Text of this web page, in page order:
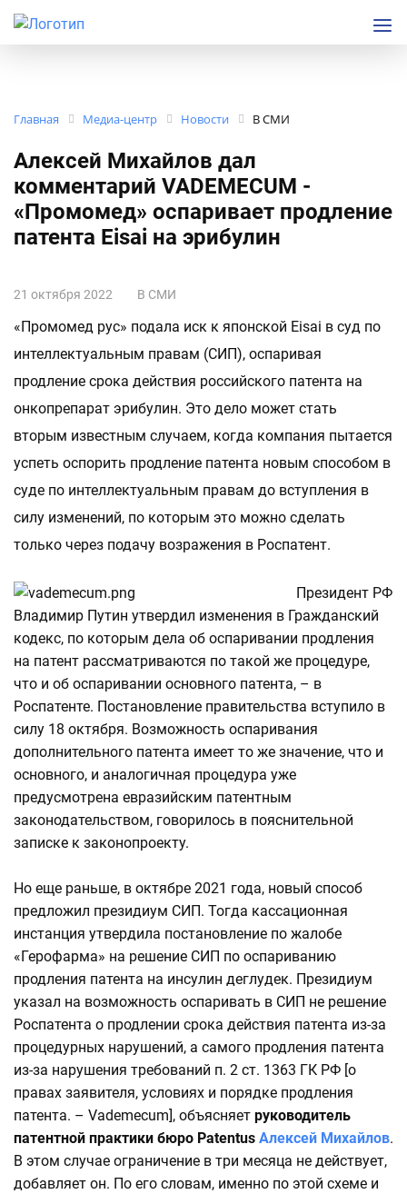
Главная Медиа-центр Новости В СМИ
Алексей Михайлов дал
комментарий VADEMECUM -
«Промомед» оспаривает продление
патента Eisai на эрибулин
21 октября 2022 В СМИ
«Промомед рус» подала иск к японской Eisai в суд по
интеллектуальным правам (СИП), оспаривая
продление срока действия российского патента на
онкопрепарат эрибулин. Это дело может стать
вторым известным случаем, когда компания пытается
успеть оспорить продление патента новым способом в
суде по интеллектуальным правам до вступления в
силу изменений, по которым это можно сделать
только через подачу возражения в Роспатент.
Президент РФ
Владимир Путин утвердил изменения в Гражданский
кодекс, по которым дела об оспаривании продления
на патент рассматриваются по такой же процедуре,
что и об оспаривании основного патента, – в
Роспатенте. Постановление правительства вступило в
силу 18 октября. Возможность оспаривания
дополнительного патента имеет то же значение, что и
основного, и аналогичная процедура уже
предусмотрена евразийским патентным
законодательством, говорилось в пояснительной
записке к законопроекту.
Но еще раньше, в октябре 2021 года, новый способ
предложил президиум СИП. Тогда кассационная
инстанция утвердила постановление по жалобе
«Герофарма» на решение СИП по оспариванию
продления патента на инсулин деглудек. Президиум
указал на возможность оспаривать в СИП не решение
Роспатента о продлении срока действия патента из-за
процедурных нарушений, а самого продления патента
из-за нарушения требований п. 2 ст. 1363 ГК РФ [о
правах заявителя, условиях и порядке продления
патента. – Vademecum], объясняет руководитель
патентной практики бюро Patentus Алексей Михайлов.
В этом случае ограничение в три месяца не действует,
добавляет он. По его словам, именно по этой схеме и